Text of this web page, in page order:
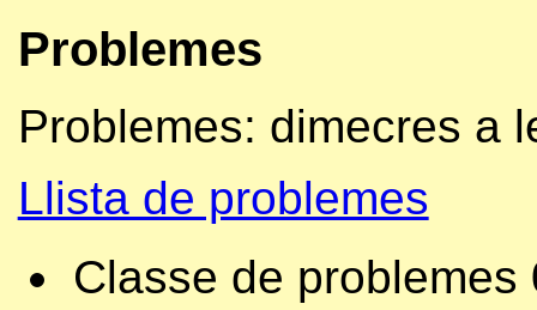
Problemes
Problemes: dimecres a
Llista de problemes
Classe de